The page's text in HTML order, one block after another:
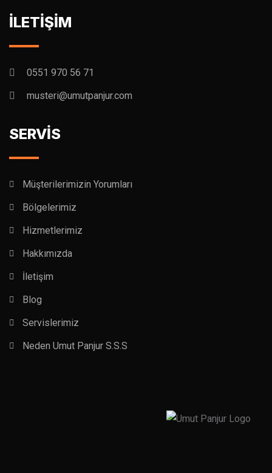
İLETİŞİM
0551 970 56 71
musteri@umutpanjur.com
SERVİS
Müşterilerimizin Yorumları
Bölgelerimiz
Hizmetlerimiz
Hakkımızda
İletişim
Blog
Servislerimiz
Neden Umut Panjur S.S.S